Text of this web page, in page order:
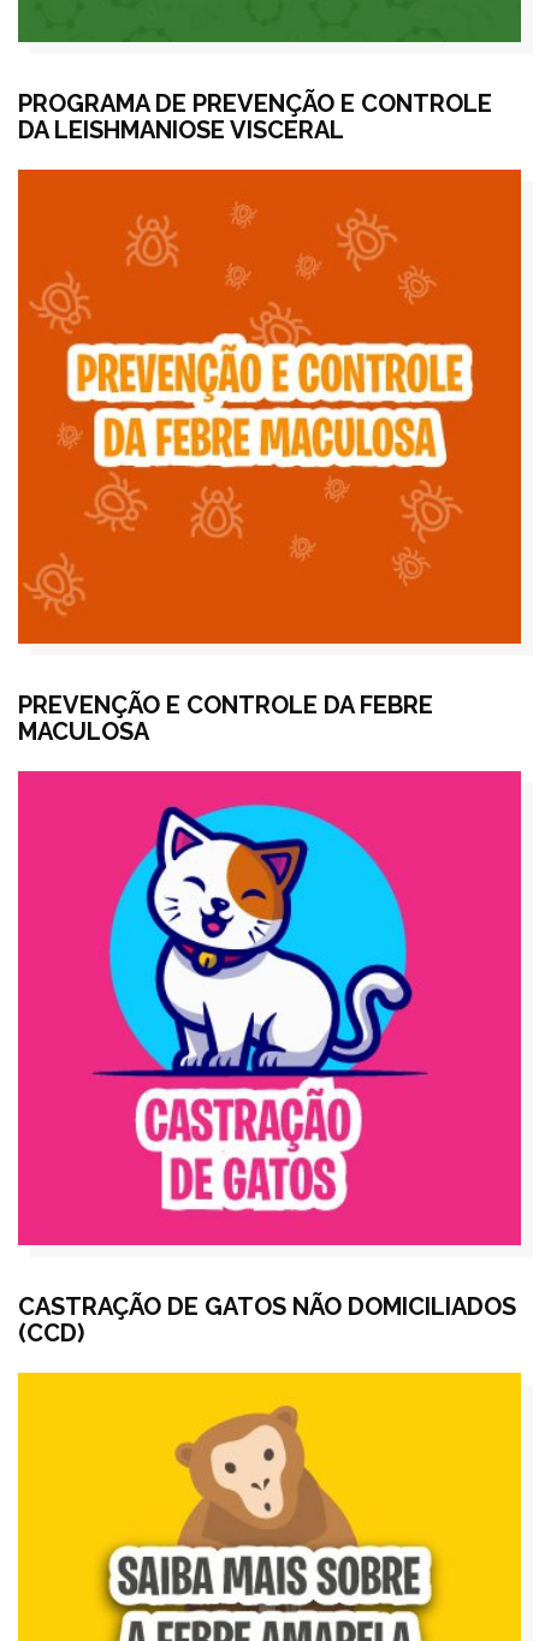
PROGRAMA DE PREVENÇÃO E CONTROLE
DA LEISHMANIOSE VISCERAL
PREVENÇÃO E CONTROLE DA FEBRE
MACULOSA
CASTRAÇÃO DE GATOS NÃO DOMICILIADOS
(CCD)